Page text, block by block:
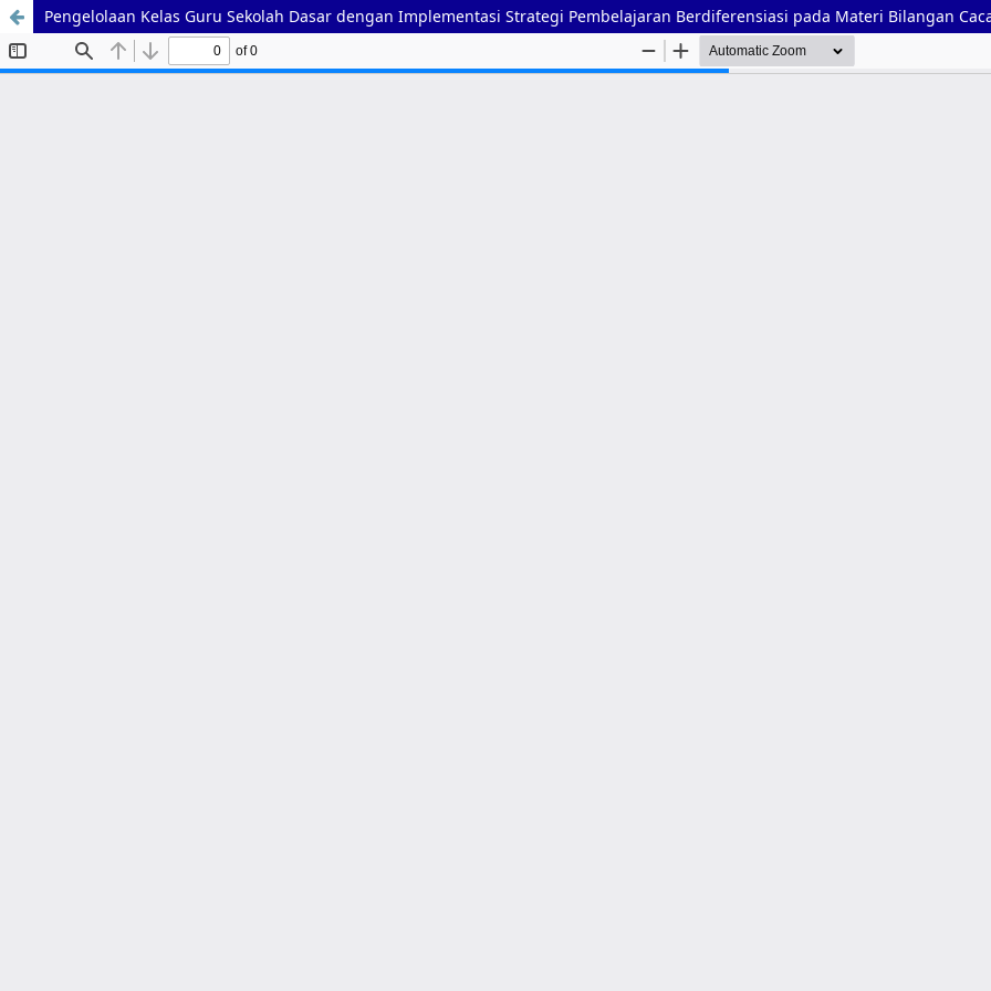
Pengelolaan Kelas Guru Sekolah Dasar dengan Implementasi Strategi Pembelajaran Berdiferensiasi pada Materi Bilangan